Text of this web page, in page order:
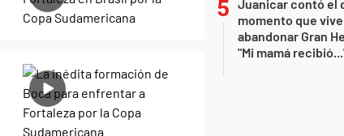
Juanicar contó el
momento que
abandonar Gran
"Mi mamá